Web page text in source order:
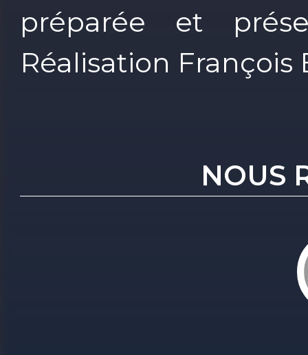
préparée et
Réalisation François
NOUS